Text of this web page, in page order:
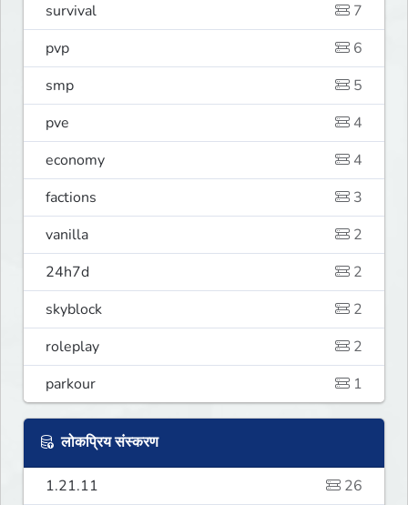
survival
7
pvp
6
smp
5
pve
4
economy
4
factions
3
vanilla
2
24h7d
2
skyblock
2
roleplay
2
parkour
1
लोकप्रिय संस्करण
1.21.11
26